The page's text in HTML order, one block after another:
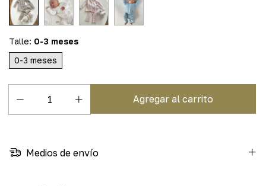
Talle: 0-3 meses
0-3 meses
Medios de envío